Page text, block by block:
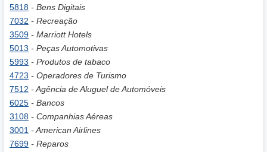
5818 - Bens Digitais
7032 - Recreação
3509 - Marriott Hotels
5013 - Peças Automotivas
5993 - Produtos de tabaco
4723 - Operadores de Turismo
7512 - Agência de Aluguel de Automóveis
6025 - Bancos
3108 - Companhias Aéreas
3001 - American Airlines
7699 - Reparos